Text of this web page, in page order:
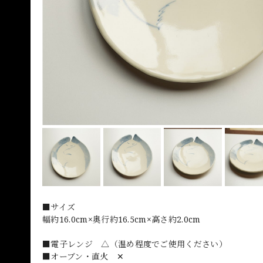
■サイズ
幅約16.0cm×奥行約16.5cm×高さ約2.0cm
■電子レンジ △（温め程度でご使用ください）
■オーブン・直火 ✕